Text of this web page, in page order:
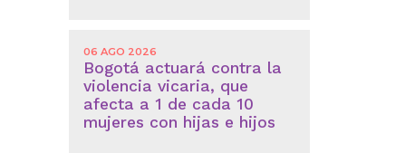
06 AGO 2026
Bogotá actuará contra la
violencia vicaria, que
afecta a 1 de cada 10
mujeres con hijas e hijos